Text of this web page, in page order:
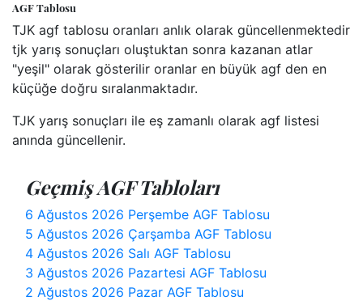
AGF Tablosu
TJK agf tablosu oranları anlık olarak güncellenmektedir
tjk yarış sonuçları oluştuktan sonra kazanan atlar
"yeşil" olarak gösterilir oranlar en büyük agf den en
küçüğe doğru sıralanmaktadır.
TJK yarış sonuçları ile eş zamanlı olarak agf listesi
anında güncellenir.
Geçmiş AGF Tabloları
6 Ağustos 2026 Perşembe AGF Tablosu
5 Ağustos 2026 Çarşamba AGF Tablosu
4 Ağustos 2026 Salı AGF Tablosu
3 Ağustos 2026 Pazartesi AGF Tablosu
2 Ağustos 2026 Pazar AGF Tablosu